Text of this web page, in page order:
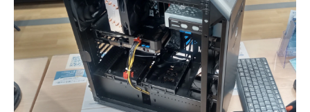
デジタルドックブログ